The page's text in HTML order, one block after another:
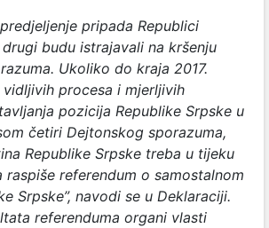
pripada Republici
budu istrajavali na kršenju
Ukoliko do kraja 2017.
procesa i mjerljivih
pozicija Republike Srpske u
četiri Dejtonskog sporazuma,
Republike Srpske treba u tijeku
raspiše referendum o samostalnom
Srpske”, navodi se u Deklaraciji.
referenduma organi vlasti